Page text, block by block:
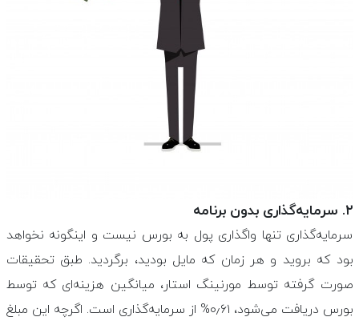
۲. سرمایه‌گذاری بدون برنامه
سرمایه‌گذاری تنها واگذاری پول به بورس نیست و اینگونه نخواهد
بود که بروید و هر زمان که مایل بودید، برگردید. طبق تحقیقات
صورت گرفته توسط مورنینگ استار، میانگین هزینه‌ای که توسط
بورس دریافت می‌شود، ۰٫۶۱% از سرمایه‌گذاری است. اگرچه این مبلغ